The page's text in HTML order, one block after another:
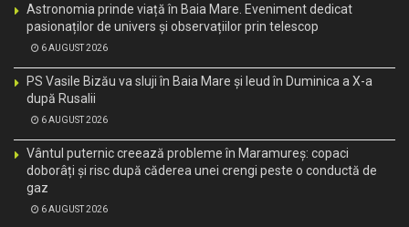
Astronomia prinde viață în Baia Mare. Eveniment dedicat
pasionaților de univers și observațiilor prin telescop
6 AUGUST 2026
PS Vasile Bizău va sluji în Baia Mare și Ieud în Duminica a X-a
după Rusalii
6 AUGUST 2026
Vântul puternic creează probleme în Maramureș: copaci
doborâți și risc după căderea unei crengi peste o conductă de
gaz
6 AUGUST 2026